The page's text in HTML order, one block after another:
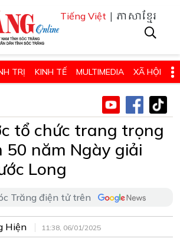
Tiếng Việt | ភាសាខ្មែរ
TRỊ KINH TẾ MULTIMEDIA XÃ HỘI
DỤC - KHOA HỌC & CÔNG NGHỆ
QUỐC TẾ SỨC KHỎE VÀ ĐỜI SỐNG
- DU LỊCH CHUYÊN ĐỀ
ĐỊA PHƯƠNG THÔNG TIN CẦN BIẾT
TƯ TƯỞNG, ĐẠO ĐỨC, PHONG CÁCH HỒ
tổ chức trang trọng
50 năm Ngày giải
Long
Trăng điện tử trên
Hiện 11:38, 06/01/2025